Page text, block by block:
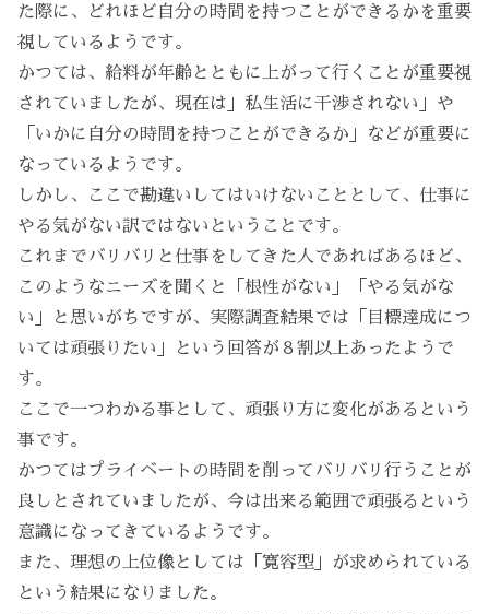
た際に、どれほど自分の時間を持つことができるかを重要
視しているようです。
かつては、給料が年齢とともに上がって行くことが重要視
されていましたが、現在は」私生活に干渉されない」や
「いかに自分の時間を持つことができるか」などが重要に
なっているようです。
しかし、ここで勘違いしてはいけないこととして、仕事に
やる気がない訳ではないということです。
これまでバリバリと仕事をしてきた人であればあるほど、
このようなニーズを聞くと「根性がない」「やる気がな
い」と思いがちですが、実際調査結果では「目標達成につ
いては頑張りたい」という回答が８割以上あったようで
す。
ここで一つわかる事として、頑張り方に変化があるという
事です。
かつてはプライベートの時間を削ってバリバリ行うことが
良しとされていましたが、今は出来る範囲で頑張るという
意識になってきているようです。
また、理想の上位像としては「寛容型」が求められている
という結果になりました。